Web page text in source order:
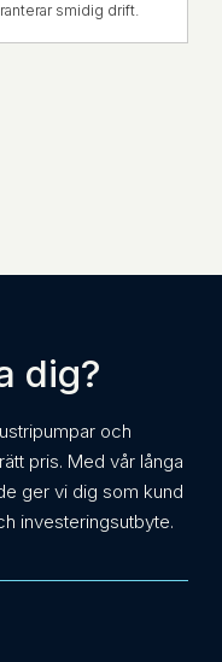
smidig drift.
dig?
och
pris. Med vår långa
ger vi dig som kund
investeringsutbyte.